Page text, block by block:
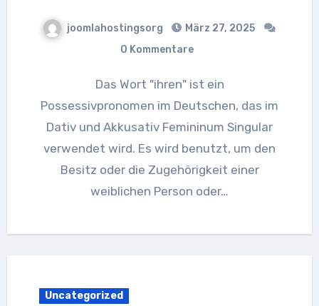
joomlahostingsorg
März 27, 2025
0 Kommentare
Das Wort "ihren" ist ein
Possessivpronomen im Deutschen, das im
Dativ und Akkusativ Femininum Singular
verwendet wird. Es wird benutzt, um den
Besitz oder die Zugehörigkeit einer
weiblichen Person oder…
Uncategorized